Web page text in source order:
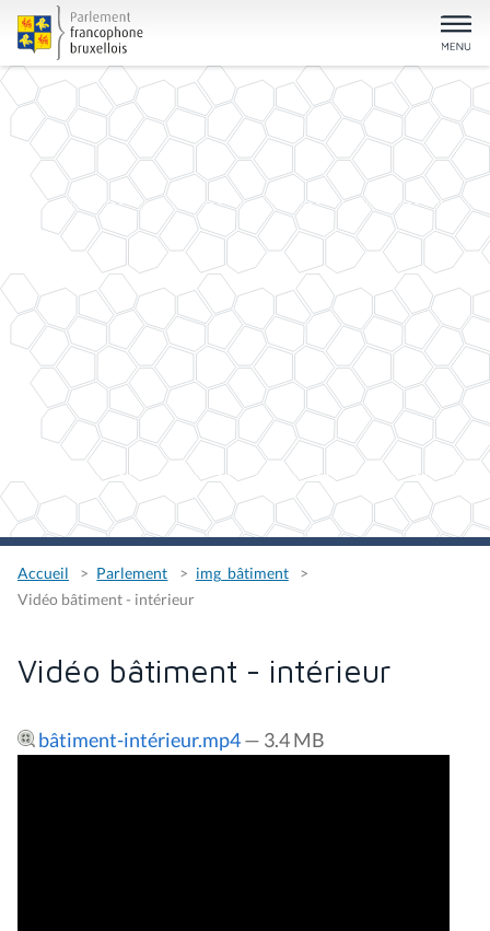
Accueil Parlement
img_bâtiment
Vidéo bâtiment - intérieur
Vidéo bâtiment - intérieur
bâtiment-intérieur.mp4— 3.4 MB